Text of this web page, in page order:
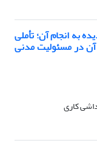
به انجام آن؛ تأملی
آن در مسئولیت مدنی
کاری